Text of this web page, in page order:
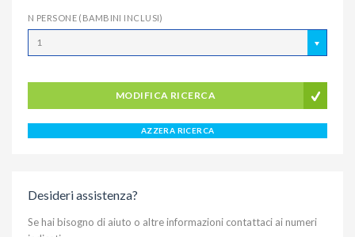
N PERSONE (BAMBINI INCLUSI)
1
MODIFICA RICERCA
AZZERA RICERCA
Desideri assistenza?
Se hai bisogno di aiuto o altre informazioni contattaci ai numeri